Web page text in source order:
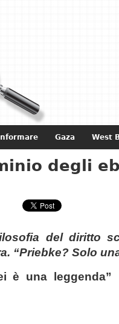
Gaza West
degli
del diritto
“Priebke? Solo
è una leggenda”